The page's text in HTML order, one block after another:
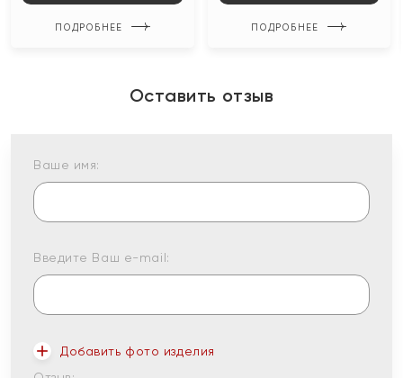
ПОДРОБНЕЕ ПОДРОБНЕЕ
Оставить отзыв
Ваше имя:
Введите Ваш e-mail:
Добавить фото изделия